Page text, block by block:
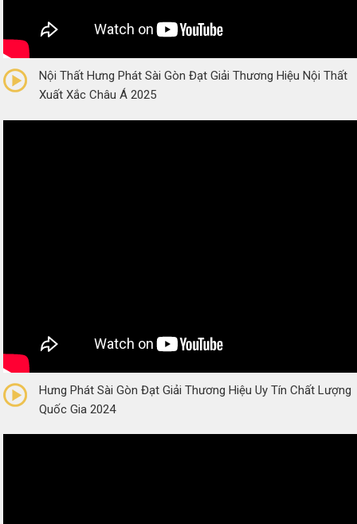
(0 Reviews)
Nội Thất Hưng Phát Sài Gòn Đạt Giải Thương Hiệu Nội Thất
Xuất Xắc Châu Á 2025
(0 Reviews)
Hưng Phát Sài Gòn Đạt Giải Thương Hiệu Uy Tín Chất Lượng
Quốc Gia 2024